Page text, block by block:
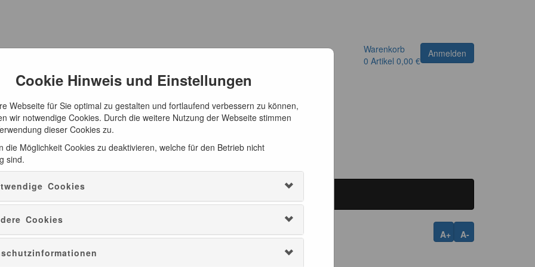
Cookie Hinweis und Einstellungen
Webseite für Sie optimal zu gestalten und fortlaufend verbessern zu können,
wir notwendige Cookies. Durch die weitere Nutzung der Webseite stimmen
dieser Cookies zu.
die Möglichkeit Cookies zu deaktivieren, welche für den Betrieb nicht
sind.
Cookies
Cookies
Warenkorb
0 Artikel 0,00 €
Anmelden
Besucherzentrum Bernau
A-
A+